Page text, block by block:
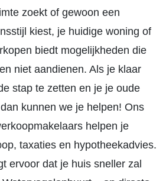
zoekt of gewoon een
kiest, je huidige woning of
biedt mogelijkheden die
niet aandienen. Als je klaar
stap te zetten en je je oude
kunnen we je helpen! Ons
helpen je
taxaties en hypotheekadvies.
ervoor dat je huis sneller zal